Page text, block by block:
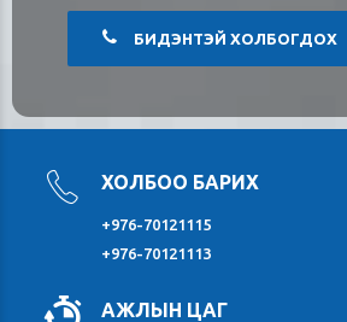
БИДЭНТЭЙ ХОЛБОГДОХ
ХОЛБОО БАРИХ
+976-70121115
+976-70121113
АЖЛЫН ЦАГ